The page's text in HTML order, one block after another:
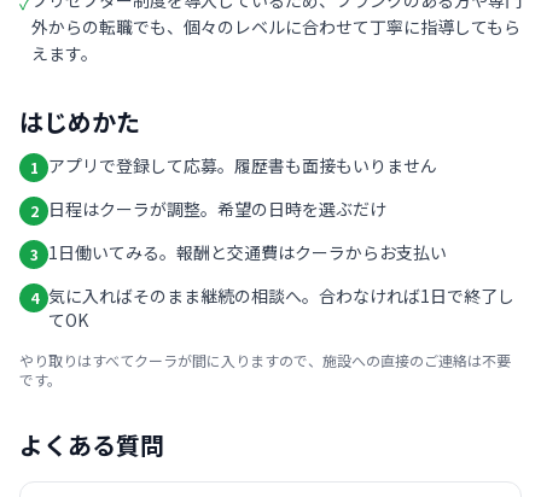
外からの転職でも、個々のレベルに合わせて丁寧に指導してもら
えます。
はじめかた
1 アプリで登録して応募。履歴書も面接もいりません
2 日程はクーラが調整。希望の日時を選ぶだけ
3 1日働いてみる。報酬と交通費はクーラからお支払い
4 気に入ればそのまま継続の相談へ。合わなければ1日で終了し
てOK
やり取りはすべてクーラが間に入りますので、施設への直接のご連絡は不要
です。
よくある質問